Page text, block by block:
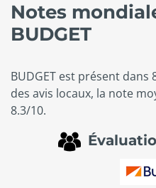
Notes
BUDGET
BUDGET est présent
des avis locaux, la note
8.3/10.